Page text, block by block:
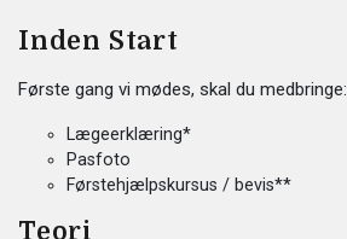
Inden Start
Første gang vi mødes, skal du medbringe:
Lægeerklæring*
Pasfoto
Førstehjælpskursus / bevis**
Teori